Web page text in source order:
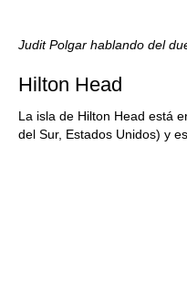
Judit Polgar hablando del
Hilton Head
La isla de Hilton Head está
del Sur, Estados Unidos) y